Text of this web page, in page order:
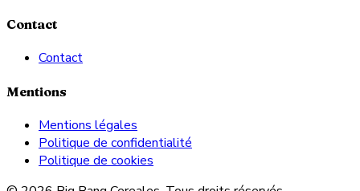
Contact
Contact
Mentions
Mentions légales
Politique de confidentialité
Politique de cookies